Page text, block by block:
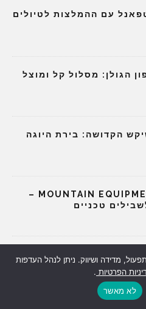
עם ההמלצות לטיולים
הגולן: מסלול קל ומוצל
הקדושה: בירת היוגה
מבחן שטח: MOUNTAIN EQUIPMENT COMICI –
טכניים
ומי אמר שפרחים פורחים
מדידה ושיווק. ניתן לנהל העדפות
הפרטיות .
לא מאשר